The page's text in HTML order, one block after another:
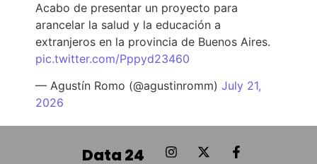
Acabo de presentar un proyecto para
arancelar la salud y la educación a
extranjeros en la provincia de Buenos Aires.
pic.twitter.com/Pppyd23460
— Agustín Romo (@agustinromm) July 21,
2026
Data 24